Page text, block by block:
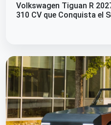
Volkswagen Tiguan R
310 CV que Conquista el